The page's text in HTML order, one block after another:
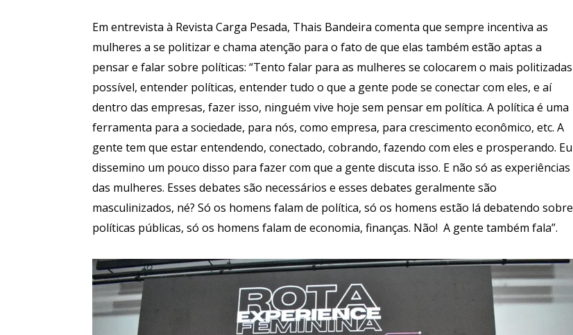
Em entrevista à Revista Carga Pesada, Thais Bandeira comenta que sempre incentiva as
mulheres a se politizar e chama atenção para o fato de que elas também estão aptas a
pensar e falar sobre políticas: “Tento falar para as mulheres se colocarem o mais politizadas
possível, entender políticas, entender tudo o que a gente pode se conectar com eles, e aí
dentro das empresas, fazer isso, ninguém vive hoje sem pensar em política. A política é uma
ferramenta para a sociedade, para nós, como empresa, para crescimento econômico, etc. A
gente tem que estar entendendo, conectado, cobrando, fazendo com eles e prosperando. Eu
dissemino um pouco disso para fazer com que a gente discuta isso. E não só as experiências
das mulheres. Esses debates são necessários e esses debates geralmente são
masculinizados, né? Só os homens falam de política, só os homens estão lá debatendo sobre
políticas públicas, só os homens falam de economia, finanças. Não! A gente também fala”.